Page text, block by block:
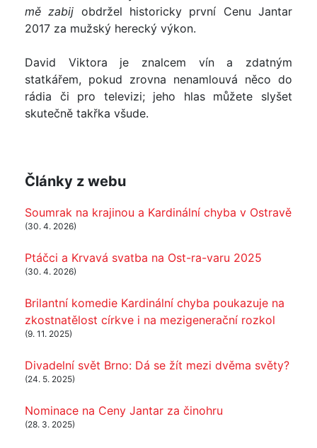
mě zabij obdržel historicky první Cenu Jantar
2017 za mužský herecký výkon.
David Viktora je znalcem vín a zdatným
statkářem, pokud zrovna nenamlouvá něco do
rádia či pro televizi; jeho hlas můžete slyšet
skutečně takřka všude.
Články z webu
Soumrak na krajinou a Kardinální chyba v Ostravě
(30. 4. 2026)
Ptáčci a Krvavá svatba na Ost-ra-varu 2025
(30. 4. 2026)
Brilantní komedie Kardinální chyba poukazuje na
zkostnatělost církve i na mezigenerační rozkol
(9. 11. 2025)
Divadelní svět Brno: Dá se žít mezi dvěma světy?
(24. 5. 2025)
Nominace na Ceny Jantar za činohru
(28. 3. 2025)